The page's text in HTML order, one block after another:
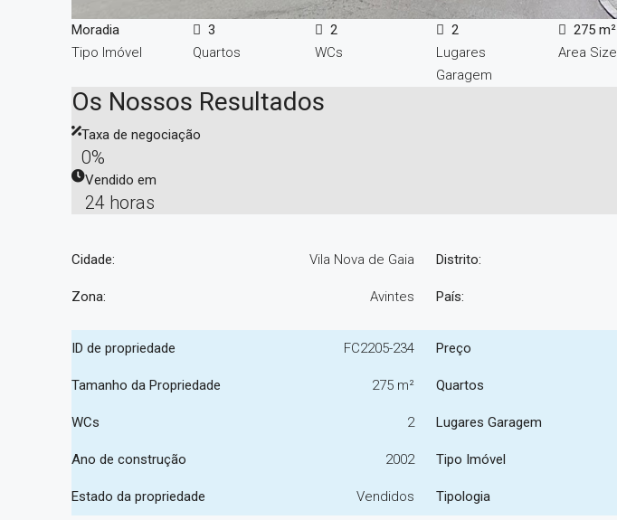
Moradia
Tipo Imóvel
3
Quartos
2
WCs
2
Lugares
Garagem
275 m²
Area Size
Os Nossos Resultados
Taxa de negociação
0%
Vendido em
24 horas
Cidade: Vila Nova de Gaia Distrito:
Zona: Avintes País:
ID de propriedade FC2205-234 Preço
Tamanho da Propriedade 275 m² Quartos
WCs 2 Lugares Garagem
Ano de construção 2002 Tipo Imóvel
Estado da propriedade Vendidos Tipologia